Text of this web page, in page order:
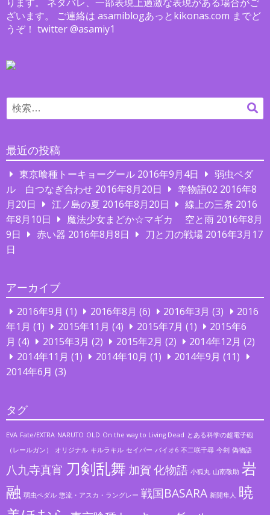
ョ
ン
ざいます。 ご連絡は asamiblogあっとkikonas.com までど
うぞ！ twitter @asamiy1
Search
for:
検
最近の投稿
東京喰種トーキョーグール 2016年9月4日
弱虫ペダ
ル 白つなぎ合わせ 2016年8月20日 幸物語02 2016年8
月20日
江ノ島の夏 2016年8月20日 線上の三条 2016
年8月10日
魔法少女まどか☆マギカ 空と雨 2016年8月
9日
赤い器 2016年8月8日 刀と刀の戦場 2016年3月17
日
アーカイブ
2016年9月 (1) 2016年8月 (6) 2016年3月 (3)
2016
年1月 (1) 2015年11月 (4) 2015年7月 (1)
2015年6
月 (4) 2015年3月 (2) 2015年2月 (2) 2014年12月 (2)
2014年11月 (1) 2014年10月 (1) 2014年9月 (11)
2014年6月 (3)
タグ
EVA Fate/EXTRA NARUTO OLD On the way to Living Dead とある科学の超電子砲
（レールガン）
オリジナル キルラキル セイバー バイオ6 不二咲千尋 今剣 偽物語
八九寺真宵 刀剣乱舞 加賀化物語 小狐丸 山南敬助 岩
融 弱虫ペダル 惣流・アスカ・ラングレー 戦国BASARA 新開隼人 暁